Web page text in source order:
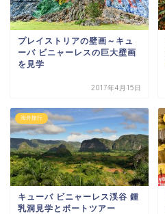
プレイストリアの壁画～キュ
ーバ ビニャーレスの巨大壁画
を見学
2017年4月15日
海外旅行
キューバ ビニャーレス渓谷 鍾
乳洞見学とボートツアー